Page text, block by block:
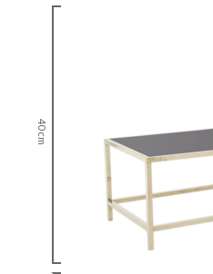
40 cm